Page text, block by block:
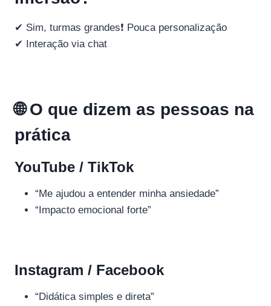
✔ Sim, turmas grandes
✔ Interação via chat
❗ Pouca personalização
🌐 O que dizem as pessoas na
prática
YouTube / TikTok
“Me ajudou a entender minha ansiedade”
“Impacto emocional forte”
Instagram / Facebook
“Didática simples e direta”